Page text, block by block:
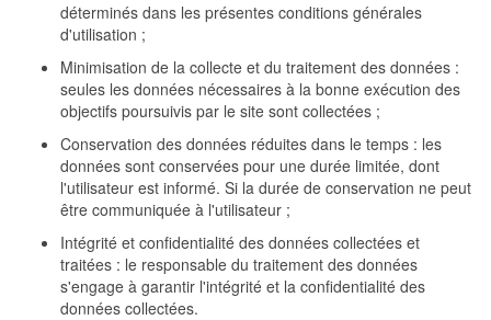
déterminés dans les présentes conditions générales
d'utilisation ;
Minimisation de la collecte et du traitement des données :
seules les données nécessaires à la bonne exécution des
objectifs poursuivis par le site sont collectées ;
Conservation des données réduites dans le temps : les
données sont conservées pour une durée limitée, dont
l'utilisateur est informé. Si la durée de conservation ne peut
être communiquée à l'utilisateur ;
Intégrité et confidentialité des données collectées et
traitées : le responsable du traitement des données
s'engage à garantir l'intégrité et la confidentialité des
données collectées.